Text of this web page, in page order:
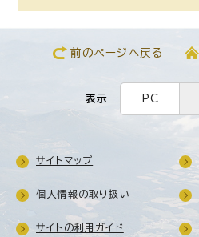
前のページへ戻る
表示 PC
サイトマップ
個人情報の取り扱い
サイトの利用ガイド